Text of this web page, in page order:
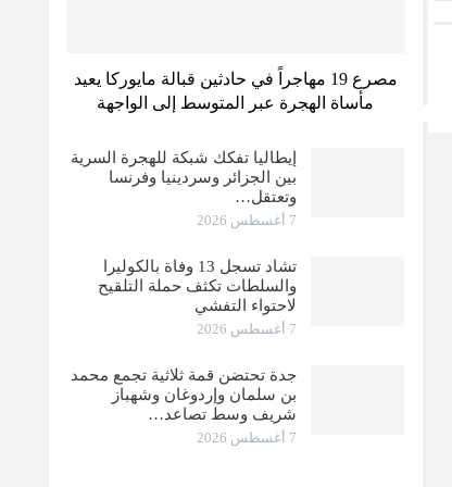
مصرع 19 مهاجراً في حادثين قبالة مايوركا يعيد
مأساة الهجرة عبر المتوسط إلى الواجهة
إيطاليا تفكك شبكة للهجرة السرية
بين الجزائر وسردينيا وفرنسا
وتعتقل…
7 أغسطس 2026
تشاد تسجل 13 وفاة بالكوليرا
والسلطات تكثف حملة التلقيح
لاحتواء التفشي
7 أغسطس 2026
جدة تحتضن قمة ثلاثية تجمع محمد
بن سلمان وإردوغان وشهباز
شريف وسط تصاعد…
7 أغسطس 2026